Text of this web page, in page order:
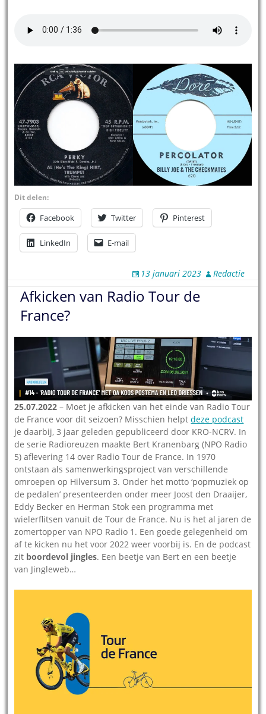
Dit delen:
Facebook Twitter Pinterest
LinkedIn E-mail
13 januari 2023 Redactie
Afkicken van Radio Tour de
France?
25.07.2022 – Moet je afkicken van het einde van Radio Tour
de France voor dit seizoen? Misschien helptdeze podcast
je daarbij, 3 jaar geleden gepubliceerd door KRO-NCRV. In
de serie Radioreuzen maakte Bert Kranenbarg (NPO Radio
5) aflevering 14 over Radio Tour de France. In 1970
ontstaan als samenwerkingsproject van verschillende
omroepen op Hilversum 3. Onder het motto ‘popmuziek op
de pedalen’ presenteerden onder meer Joost den Draaijer,
Eddy Becker en Herman Stok een programma met
wielerflitsen vanuit de Tour de France. Nu is het al jaren de
zomertopper van NPO Radio 1. Een goede gelegenheid om
af te kicken nu het voor 2022 weer voorbij is. En de podcast
zit boordevol jingles. Een beetje van Bert en een beetje
van Jingleweb…